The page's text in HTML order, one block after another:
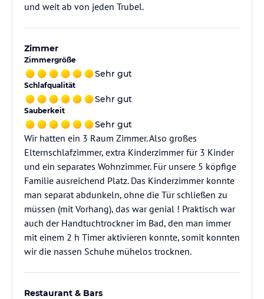
und weit ab von jeden Trubel.
Zimmer
Zimmergröße
Sehr gut
Schlafqualität
Sehr gut
Sauberkeit
Sehr gut
Wir hatten ein 3 Raum Zimmer. Also großes
Elternschlafzimmer, extra Kinderzimmer für 3 Kinder
und ein separates Wohnzimmer. Für unsere 5 köpfige
Familie ausreichend Platz. Das Kinderzimmer konnte
man separat abdunkeln, ohne die Tür schließen zu
müssen (mit Vorhang), das war genial ! Praktisch war
auch der Handtuchtrockner im Bad, den man immer
mit einem 2 h Timer aktivieren konnte, somit konnten
wir die nassen Schuhe mühelos trocknen.
Restaurant & Bars